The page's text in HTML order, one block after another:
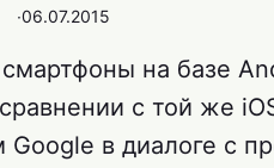
∙06.07.2015
на базе
с той же
в диалоге с